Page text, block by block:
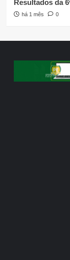
Resultados da
há 1 mês 0